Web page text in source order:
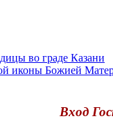
во граде Казани
иконы Божией
Вход